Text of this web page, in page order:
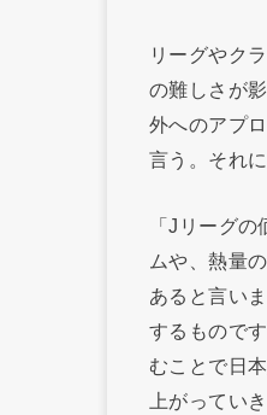
リーグやク
の難しさが
外へのアプ
言う。それ
「Jリーグ
ムや、熱量
あると言い
するもので
むことで日
上がってい